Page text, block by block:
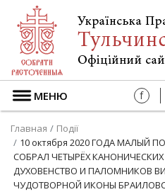
МЕНЮ f
Главная
Події
10 октября 2020 ГОДА МАЛЫЙ
СОБРАЛ ЧЕТЫРЁХ
ДУХОВЕНСТВО И ПАЛОМНИКОВ
ЧУДОТВОРНОЙ ИКОНЫ